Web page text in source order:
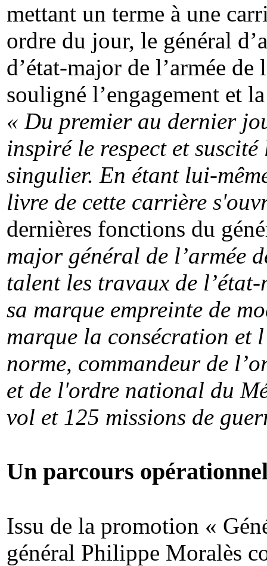
mettant un terme à une
ordre du jour, le général
d’état-major de l’armée
souligné l’engagement et
« Du premier au dernier
inspiré le respect et
singulier. En étant lui-
livre de cette carrière
dernières fonctions du
major général de l’armée
talent les travaux de
sa marque empreinte de
marque la consécration et
norme, commandeur de
et de l'ordre national du
vol et 125 missions de
Un parcours
Issu de la promotion «
général Philippe Moralès